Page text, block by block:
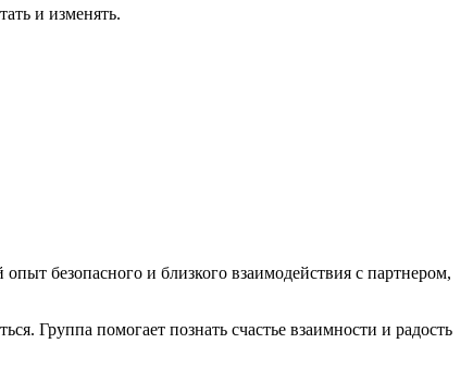
и изменять.
безопасного и близкого взаимодействия с партнером,
Группа помогает познать счастье взаимности и радость